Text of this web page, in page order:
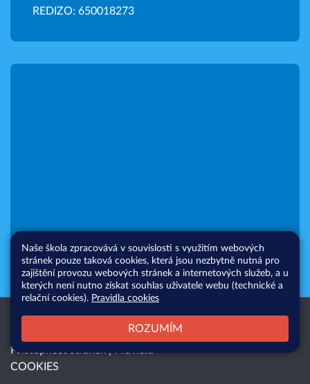
REDIZO: 650018273
Všechna práva vyhrazena. Copyright
|Přihlásit|
Přístupnost stránek|Pravidla
COOKIES
Web školy
Naše škola zpracovává v souvislosti s využitím webových
stránek pouze taková cookies, která jsou nezbytně nutná pro
zajištění provozu webových stránek a internetových služeb, a u
kterých není nutno získat souhlas uživatele webu (technické a
relační cookies). Pravidla cookies
ROZUMÍM